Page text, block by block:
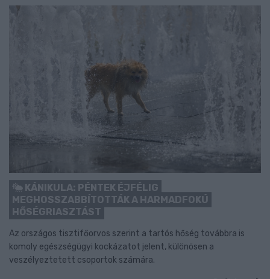
KÁNIKULA: PÉNTEK ÉJFÉLIG
MEGHOSSZABBÍTOTTÁK A HARMADFOKÚ
HŐSÉGRIASZTÁST
Az országos tisztifőorvos szerint a tartós hőség továbbra is
komoly egészségügyi kockázatot jelent, különösen a
veszélyeztetett csoportok számára.